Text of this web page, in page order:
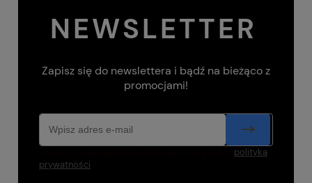
NEWSLETTER
Zapisz się do newslettera i bądź na bieżąco z
promocjami!
polityką
prywatności